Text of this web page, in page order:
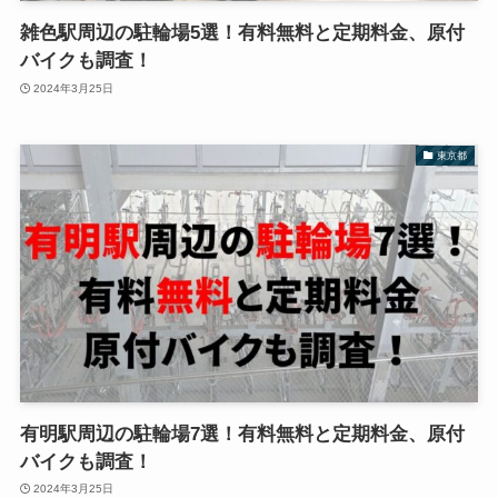
雑色駅周辺の駐輪場5選！有料無料と定期料金、原付
バイクも調査！
2024年3月25日
東京都
有明駅周辺の駐輪場7選！有料無料と定期料金、原付
バイクも調査！
2024年3月25日